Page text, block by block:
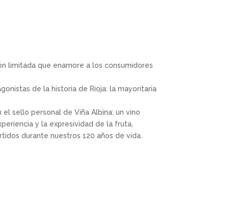
limitada que enamore a los consumidores
de la historia de Rioja: la mayoritaria
sello personal de Viña Albina: un vino
y la expresividad de la fruta,
durante nuestros 120 años de vida.